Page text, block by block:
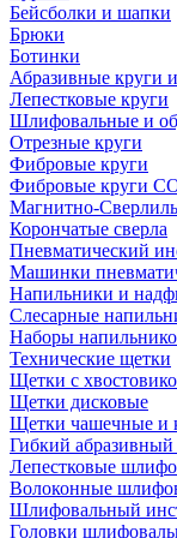
Бейсболки и шапки
Брюки
Ботинки
Абразивные круги
Лепестковые круги
Шлифовальные и
Отрезные круги
Фибровые круги
Фибровые круги
Магнитно-
Корончатые сверла
Пневматический
Машинки
Напильники и
Слесарные
Наборы
Технические щетки
Щетки с
Щетки дисковые
Щетки чашечные и
Гибкий
Лепестковые
Волоконные
Шлифовальный
Головки